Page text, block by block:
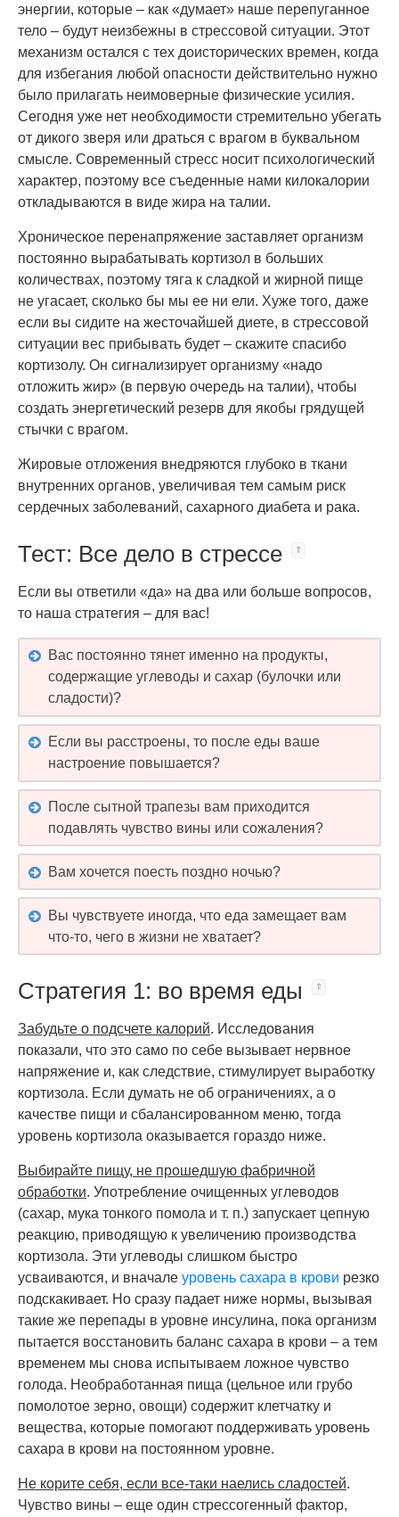
энергии, которые – как «думает» наше перепуганное
тело – будут неизбежны в стрессовой ситуации. Этот
механизм остался с тех доисторических времен, когда
для избегания любой опасности действительно нужно
было прилагать неимоверные физические усилия.
Сегодня уже нет необходимости стремительно убегать
от дикого зверя или драться с врагом в буквальном
смысле. Современный стресс носит психологический
характер, поэтому все съеденные нами килокалории
откладываются в виде жира на талии.
Хроническое перенапряжение заставляет организм
постоянно вырабатывать кортизол в больших
количествах, поэтому тяга к сладкой и жирной пище
не угасает, сколько бы мы ее ни ели. Хуже того, даже
если вы сидите на жесточайшей диете, в стрессовой
ситуации вес прибывать будет – скажите спасибо
кортизолу. Он сигнализирует организму «надо
отложить жир» (в первую очередь на талии), чтобы
создать энергетический резерв для якобы грядущей
стычки с врагом.
Жировые отложения внедряются глубоко в ткани
внутренних органов, увеличивая тем самым риск
сердечных заболеваний, сахарного диабета и рака.
Тест: Все дело в стрессе
Если вы ответили «да» на два или больше вопросов,
то наша стратегия – для вас!
Вас постоянно тянет именно на продукты,
содержащие углеводы и сахар (булочки или
сладости)?
Если вы расстроены, то после еды ваше
настроение повышается?
После сытной трапезы вам приходится
подавлять чувство вины или сожаления?
Вам хочется поесть поздно ночью?
Вы чувствуете иногда, что еда замещает вам
что-то, чего в жизни не хватает?
Стратегия 1: во время еды
Забудьте о подсчете калорий. Исследования
показали, что это само по себе вызывает нервное
напряжение и, как следствие, стимулирует выработку
кортизола. Если думать не об ограничениях, а о
качестве пищи и сбалансированном меню, тогда
уровень кортизола оказывается гораздо ниже.
Выбирайте пищу, не прошедшую фабричной
обработки. Употребление очищенных углеводов
(сахар, мука тонкого помола и т. п.) запускает цепную
реакцию, приводящую к увеличению производства
кортизола. Эти углеводы слишком быстро
усваиваются, и вначале уровень сахара в крови резко
подскакивает. Но сразу падает ниже нормы, вызывая
такие же перепады в уровне инсулина, пока организм
пытается восстановить баланс сахара в крови – а тем
временем мы снова испытываем ложное чувство
голода. Необработанная пища (цельное или грубо
помолотое зерно, овощи) содержит клетчатку и
вещества, которые помогают поддерживать уровень
сахара в крови на постоянном уровне.
Не корите себя, если все-таки наелись сладостей.
Чувство вины – еще один стрессогенный фактор,